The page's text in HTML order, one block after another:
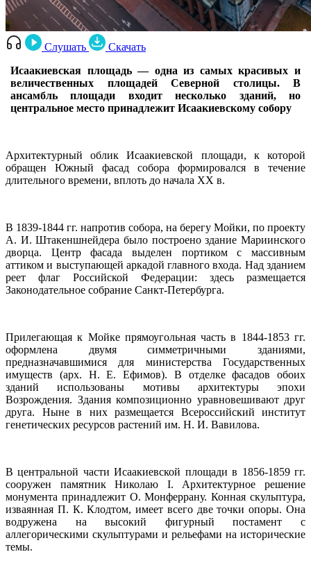
Слушать
Скачать
Исаакиевская площадь— одна из самых красивых и
величественных площадей Северной столицы. В
ансамбль площади входит несколько зданий, но
центральное место принадлежит Исаакиевскому собору
Архитектурный облик Исаакиевской площади, к которой
обращен Южный фасад собора формировался в течение
длительного времени, вплоть до начала XX в.
В 1839-1844 гг. напротив собора, на берегу Мойки, по проекту
А. И. Штакеншнейдера было построено здание Мариинского
дворца. Центр фасада выделен портиком с массивным
аттиком и выступающей аркадой главного входа. Над зданием
реет флаг Российской Федерации: здесь размещается
Законодательное собрание Санкт-Петербурга.
Прилегающая к Мойке прямоугольная часть в 1844-1853 гг.
оформлена двумя симметричными зданиями,
предназначавшимися для министерства Государственных
имуществ (арх. Н. Е. Ефимов). В отделке фасадов обоих
зданий использованы мотивы архитектуры эпохи
Возрождения. Здания композиционно уравновешивают друг
друга. Ныне в них размещается Всероссийский институт
генетических ресурсов растений им. Н. И. Вавилова.
В центральной части Исаакиевской площади в 1856-1859 гг.
сооружен памятник Николаю I. Архитектурное решение
монумента принадлежит О. Монферрану. Конная скульптура,
изваянная П. К. Клодтом, имеет всего две точки опоры. Она
водружена на высокий фигурный постамент с
аллегорическими скульптурами и рельефами на исторические
темы.